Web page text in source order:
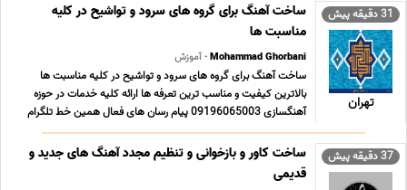
31 دقیقه پیش
تهران
ساخت آهنگ برای گروه های سرود و تواشیح در کلیه
مناسبت ها
Mohammad Ghorbani- آموزش
ساخت آهنگ برای گروه های سرود و تواشیح در کلیه مناسبت ها
بالاترین کیفیت و مناسب ترین تعرفه ها ارائه کلیه خدمات در حوزه
آهنگسازی 09196065003 پیام رسان های فعال همین خط تلگرام
روبیکا ایتا بله سروش در صورت تمایل به ارتباط از طریق آیدی همه پیام
رسان ها با آیدی Mghorbani321 نمونه کا ... ...
37 دقیقه پیش
ساخت کاور و بازخوانی و تنظیم مجدد آهنگ های جدید و
قدیمی